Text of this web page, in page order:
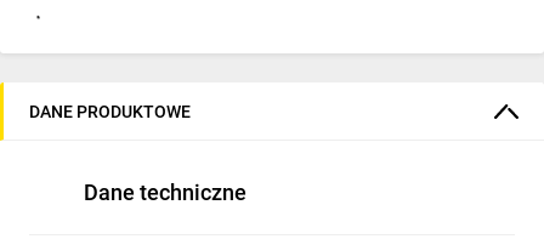
DANE PRODUKTOWE
Dane techniczne